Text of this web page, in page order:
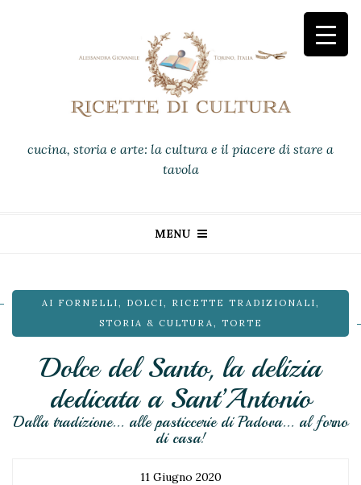
cucina, storia e arte: la cultura e il piacere di stare a
tavola
MENU
AI FORNELLI , DOLCI , RICETTE TRADIZIONALI ,
STORIA & CULTURA , TORTE
Dolce del Santo, la delizia
dedicata a Sant’Antonio
Dalla tradizione... alle pasticcerie di Padova... al forno
di casa!
11 Giugno 2020